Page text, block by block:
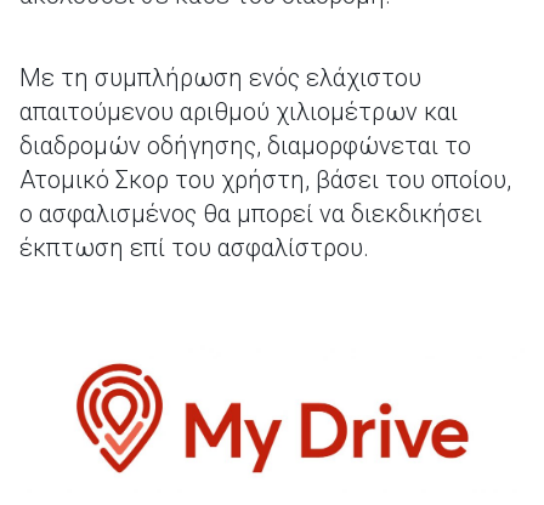
Με τη συμπλήρωση ενός ελάχιστου
απαιτούμενου αριθμού χιλιομέτρων και
διαδρομών οδήγησης, διαμορφώνεται το
Ατομικό Σκορ του χρήστη, βάσει του οποίου,
ο ασφαλισμένος θα μπορεί να διεκδικήσει
έκπτωση επί του ασφαλίστρου.